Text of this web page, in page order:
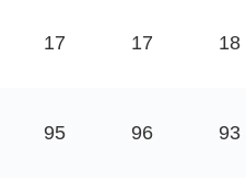
17 17 18
95 96 93